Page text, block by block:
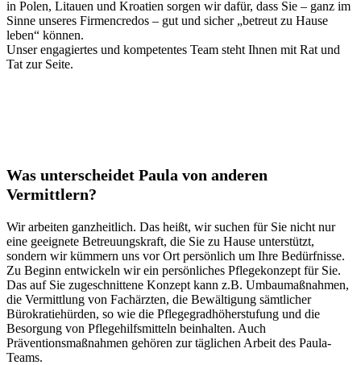
in Polen, Litauen und Kroatien sorgen wir dafür, dass Sie – ganz im
Sinne unseres Firmencredos – gut und sicher „betreut zu Hause
leben“ können.
Unser engagiertes und kompetentes Team steht Ihnen mit Rat und
Tat zur Seite.
Was unterscheidet Paula von anderen
Vermittlern?
Wir arbeiten ganzheitlich. Das heißt, wir suchen für Sie nicht nur
eine geeignete Betreuungskraft, die Sie zu Hause unterstützt,
sondern wir kümmern uns vor Ort persönlich um Ihre Bedürfnisse.
Zu Beginn entwickeln wir ein persönliches Pflegekonzept für Sie.
Das auf Sie zugeschnittene Konzept kann z.B. Umbaumaßnahmen,
die Vermittlung von Fachärzten, die Bewältigung sämtlicher
Bürokratiehürden, so wie die Pflegegradhöherstufung und die
Besorgung von Pflegehilfsmitteln beinhalten. Auch
Präventionsmaßnahmen gehören zur täglichen Arbeit des Paula-
Teams.